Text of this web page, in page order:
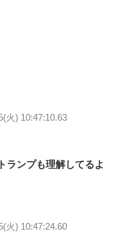
火) 10:47:10.63
ランプも理解してるよ
火) 10:47:24.60